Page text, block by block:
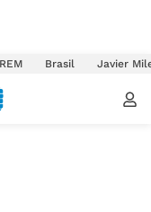
REM Brasil Javier